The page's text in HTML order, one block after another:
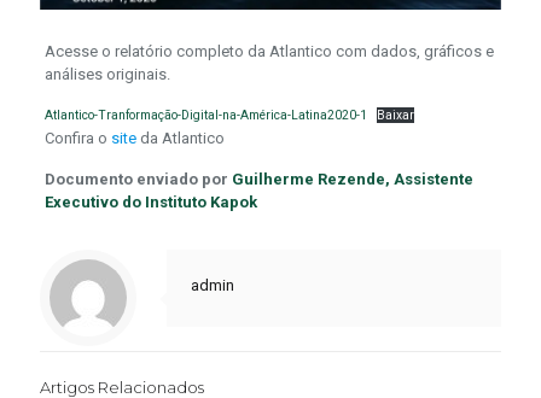
Acesse o relatório completo da Atlantico com dados, gráficos e
análises originais.
Atlantico-Tranformação-Digital-na-América-Latina2020-1 Baixar
Confira o site da Atlantico
Documento enviado por Guilherme Rezende, Assistente
Executivo do Instituto Kapok
admin
Artigos Relacionados